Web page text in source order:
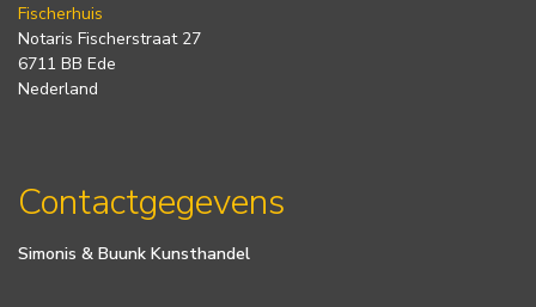
Fischerhuis
Notaris Fischerstraat 27
6711 BB Ede
Nederland
Contactgegevens
Simonis & Buunk Kunsthandel